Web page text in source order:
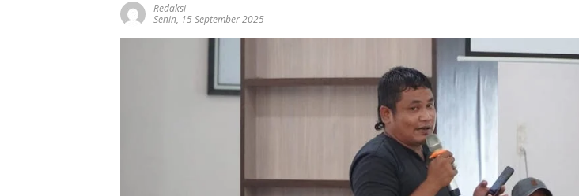
Redaksi
Senin, 15 September 2025